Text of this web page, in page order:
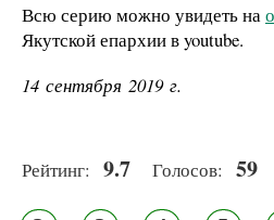
Всю серию можно увидеть на
Якутской епархии в youtube.
14 сентября 2019 г.
Рейтинг: 9.7 Голосов: 59